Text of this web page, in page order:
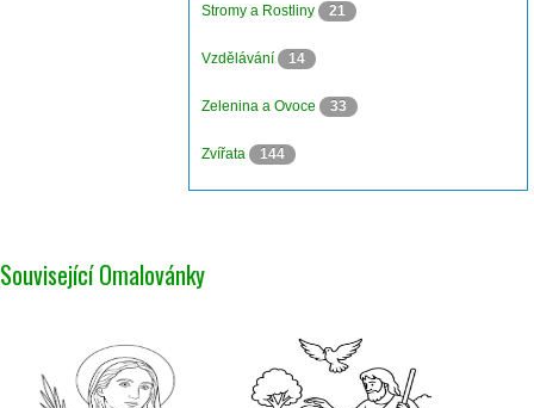
Stromy a Rostliny 21
Vzdělávání 14
Zelenina a Ovoce 33
Zvířata 144
Související Omalovánky